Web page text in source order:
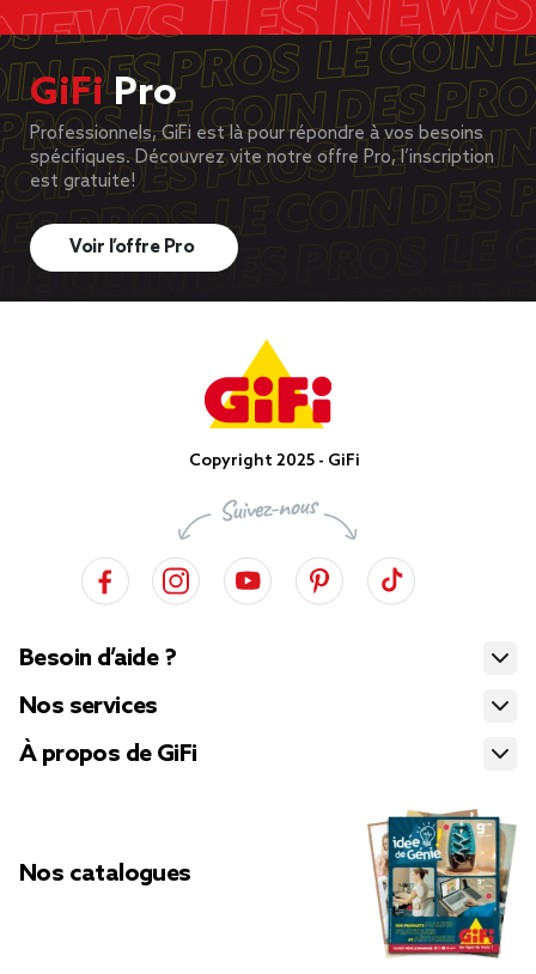
GiFiPro
Professionnels, GiFi est là pour répondre à vos besoins
spécifiques. Découvrez vite notre offre Pro, l’inscription
est gratuite!
Voir l’offre Pro
Copyright 2025 - GiFi
Besoin d’aide ?
Nos services
À propos de GiFi
Nos catalogues